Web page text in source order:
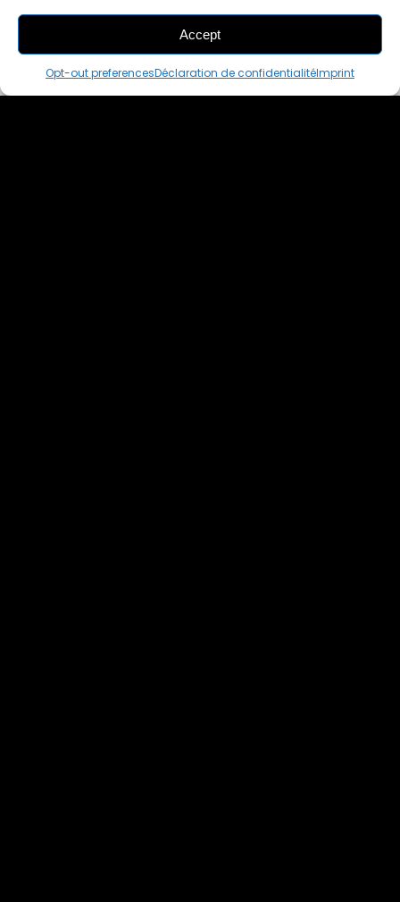
Accept
Opt-out preferencesDéclaration de confidentialitéImprint
THIS PAIR IS
ALREADY SOLD OUT